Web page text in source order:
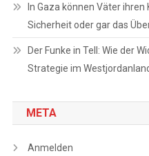
In Gaza können Väter ihren
Sicherheit oder gar das
Der Funke in Tell: Wie der
Strategie im
META
Anmelden